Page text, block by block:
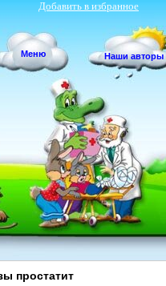
Добавить в избранное
Меню Наши авторы
простатит